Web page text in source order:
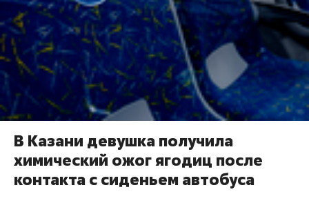
В Казани девушка получила
химический ожог ягодиц после
контакта с сиденьем автобуса